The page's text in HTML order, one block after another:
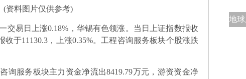
(资料图片仅供参考)
交易日上涨0.18%，华锡有色领涨。当日上证指数报收
收于11130.3，上涨0.35%。工程咨询服务板块个股涨跌
询服务板块主力资金净流出8419.79万元，游资资金净